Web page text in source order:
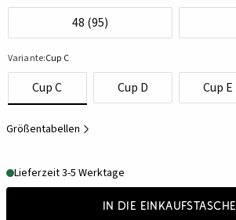
48 (95)
Variante:Cup C
Cup C Cup D Cup E
Größentabellen
Lieferzeit 3-5 Werktage
In die Einkaufstasche